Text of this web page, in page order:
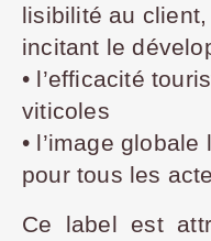
lisibilité au
incitant le
• l’efficacité
viticoles
• l’image
pour tous les
Ce label est